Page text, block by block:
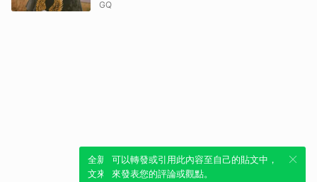
全都要擁有！
GQ
全新體驗！一鍵引用此內容，透過發布貼
文來輕鬆表達個人立場。
可以轉發或引用此內容至自己的貼文中，
來發表您的評論或觀點。